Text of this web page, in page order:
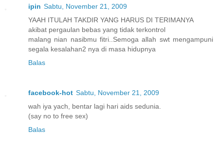
ipin Sabtu, November 21, 2009
YAAH ITULAH TAKDIR YANG HARUS DI TERIMANYA
akibat pergaulan bebas yang tidak terkontrol
malang nian nasibmu fitri..Semoga allah swt mengampuni
segala kesalahan2 nya di masa hidupnya
Balas
facebook-hot Sabtu, November 21, 2009
wah iya yach, bentar lagi hari aids sedunia.
(say no to free sex)
Balas